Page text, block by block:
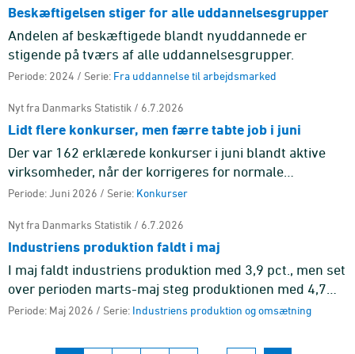
Beskæftigelsen stiger for alle uddannelsesgrupper
Andelen af beskæftigede blandt nyuddannede er
stigende på tværs af alle uddannelsesgrupper.
Periode: 2024 / Serie: Fra uddannelse til arbejdsmarked
Nyt fra Danmarks Statistik / 6.7.2026
Lidt flere konkurser, men færre tabte job i juni
Der var 162 erklærede konkurser i juni blandt aktive
virksomheder, når der korrigeres for normale
sæsonudsving, hvilket svarer til en stigning på 3,3 pct.
Periode: Juni 2026 / Serie: Konkurser
Nyt fra Danmarks Statistik / 6.7.2026
Industriens produktion faldt i maj
I maj faldt industriens produktion med 3,9 pct., men set
over perioden marts-maj steg produktionen med 4,7
pct. i forhold til perioden december-februar.
Periode: Maj 2026 / Serie: Industriens produktion og omsætning